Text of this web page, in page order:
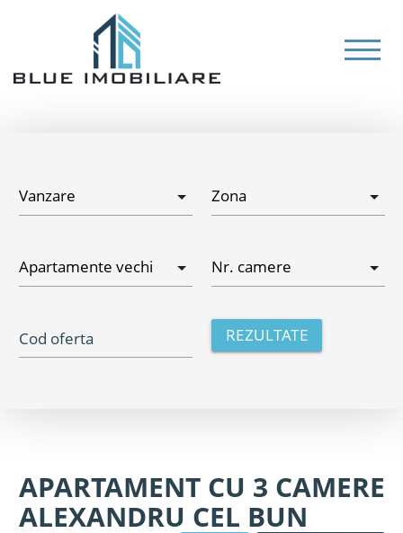
APARTAMENT CU 3 CAMERE
ALEXANDRU CEL BUN